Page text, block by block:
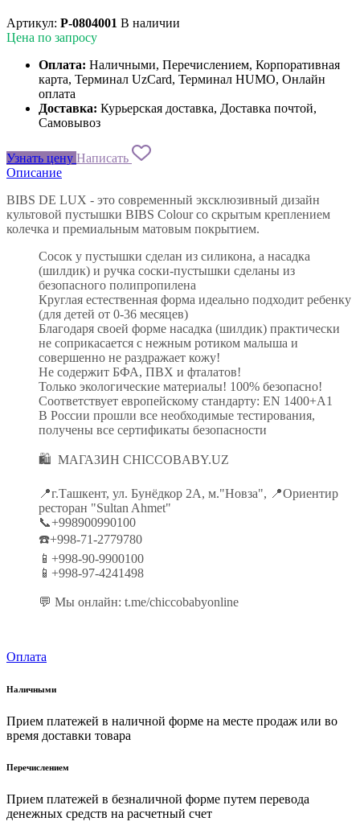
Артикул: P-0804001 В наличии
Цена по запросу
Оплата: Наличными, Перечислением, Корпоративная
карта, Терминал UzCard, Терминал HUMO, Онлайн
оплата
Доставка: Курьерская доставка, Доставка почтой,
Самовывоз
Узнать цену Написать
Описание
BIBS DE LUX - это современный эксклюзивный дизайн
культовой пустышки BIBS Colour со скрытым креплением
колечка и премиальным матовым покрытием.
Сосок у пустышки сделан из силикона, а насадка
(шилдик) и ручка соски-пустышки сделаны из
безопасного полипропилена
Круглая естественная форма идеально подходит ребенку
(для детей от 0-36 месяцев)
Благодаря своей форме насадка (шилдик) практически
не соприкасается с нежным ротиком малыша и
совершенно не раздражает кожу!
Не содержит БФА, ПВХ и фталатов!
Только экологические материалы! 100% безопасно!
Соответствует европейскому стандарту: EN 1400+A1
В России прошли все необходимые тестирования,
получены все сертификаты безопасности
🛍 МАГАЗИН CHICCOBABY.UZ
📍г.Ташкент, ул. Бунёдкор 2А, м."Новза", 📍Ориентир
ресторан "Sultan Ahmet"
📞+998900990100
☎️+998-71-2779780
📱+998-90-9900100
📱+998-97-4241498
💬 Мы онлайн: t.me/chiccobabyonline
Оплата
Наличными
Прием платежей в наличной форме на месте продаж или во
время доставки товара
Перечислением
Прием платежей в безналичной форме путем перевода
денежных средств на расчетный счет